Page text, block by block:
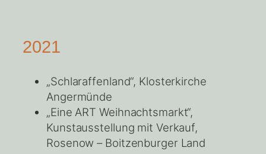
2021
„Schlaraffenland“, Klosterkirche
Angermünde
„Eine ART Weihnachtsmarkt“,
Kunstausstellung mit Verkauf,
Rosenow – Boitzenburger Land